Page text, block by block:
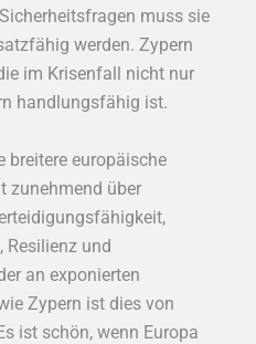
muss sie
werden. Zypern
im Krisenfall nicht nur
handlungsfähig ist.
breitere europäische
zunehmend über
Resilienz und
an exponierten
Zypern ist dies von
ist schön, wenn Europa